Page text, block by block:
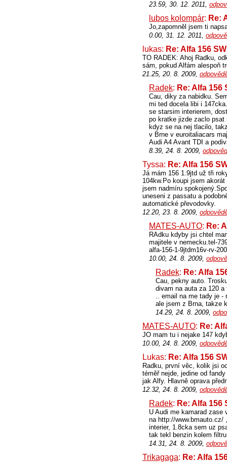
23.59, 30. 12. 2011,
lubos kolompár: Re:
Jo,zapomněl jsem ti
0.00, 31. 12. 2011,
lukas: Re: Alfa 156
TO RADEK: Ahoj Radku,
sám, pokud Alfám alespoň
21.25, 20. 8. 2009,
Radek: Re: Alfa 156
Cau, diky za nabidku.
mi ted docela libi i
se starsim interierem,
po kratke jizde zaclo psat
kdyz se na nej tlacilo,
v Brne v euroitaliacars
Audi A4 Avant TDI a
8.39, 24. 8. 2009,
Tyssa: Re: Alfa 156
Já mám 156 1.9jtd už tři
104kw.Po koupi jsem
jsem nadmíru
uneseni z passatu a
automatické převodovky.
12.20, 23. 8. 2009,
MATES-AUTO: Re:
RAdku kdyby jsi chtel
majitele v nemecku.tel-
alfa-156-1-9jtdm16v-rv-
10.00, 24. 8. 2009,
Radek: Re: Alfa
Cau, pekny auto.
divam na auta za 120
.. email na me tady je -
ale jsem z Brna, takze
14.29, 24. 8. 2009,
MATES-AUTO: Re:
JO mam tu i nejake 147
10.00, 24. 8. 2009,
Lukas: Re: Alfa 156
Radku, první věc, kolik jsi
téměř nejde, jedine od
jak Alfy. Hlavně oprava
12.32, 24. 8. 2009,
Radek: Re: Alfa 156
U Audi me kamarad
na http://www.bmauto.cz/
interier, 1.8cka sem uz
tak tekl benzin kolem
14.31, 24. 8. 2009,
Trikagaga: Re: Alfa